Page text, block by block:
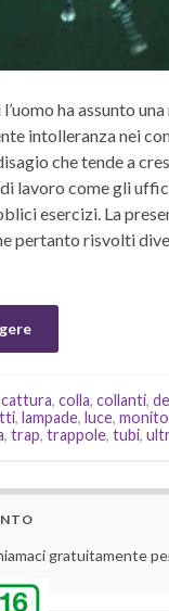
ha assunto
intolleranza nei
che tende a
lavoro come gli
esercizi. La
pertanto risvolti
cattura, colla, collanti,
, lampade, luce,
, trap, trappole, tubi,
gratuitamente